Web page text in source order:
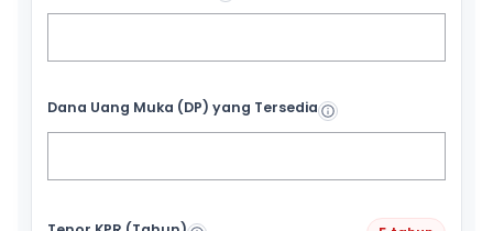
Dana Uang Muka (DP) yang Tersedia